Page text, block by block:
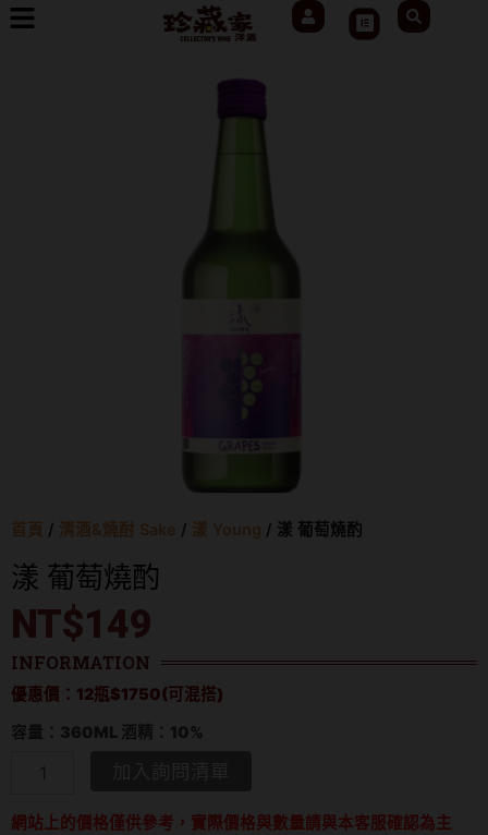
跳
User
Cart
Search
首頁 / 清酒&燒酎 Sake / 漾 Young / 漾 葡萄燒酌
漾 葡萄燒酌
NT$149
INFORMATION
優惠價：12瓶$1750(可混搭)
容量：360ML 酒精：10%
酌
網站上的價格僅供參考，實際價格與數量請與本客服確認為主